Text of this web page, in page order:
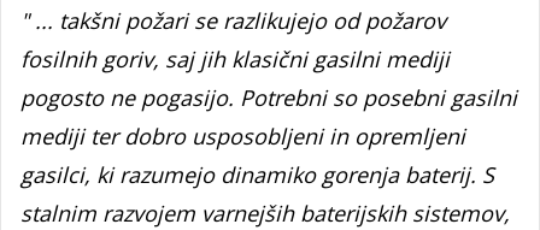
" ... takšni požari se razlikujejo od požarov
fosilnih goriv, saj jih klasični gasilni mediji
pogosto ne pogasijo. Potrebni so posebni gasilni
mediji ter dobro usposobljeni in opremljeni
gasilci, ki razumejo dinamiko gorenja baterij. S
stalnim razvojem varnejših baterijskih sistemov,